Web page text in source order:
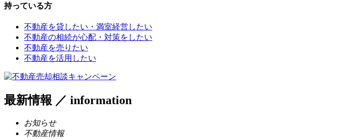
持っている方
不動産を貸したい・満室経営したい
不動産の相続が心配・対策をしたい
不動産を売りたい
不動産を活用したい
最新情報 ／ information
お知らせ
不動産情報